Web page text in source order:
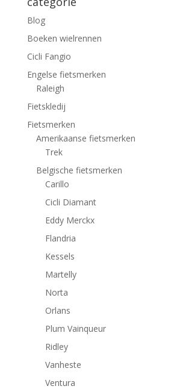
Blog
Boeken wielrennen
Cicli Fangio
Engelse fietsmerken
Raleigh
Fietskledij
Fietsmerken
Amerikaanse fietsmerken
Trek
Belgische fietsmerken
Carillo
Cicli Diamant
Eddy Merckx
Flandria
Kessels
Martelly
Norta
Orlans
Plum Vainqueur
Ridley
Vanheste
Ventura